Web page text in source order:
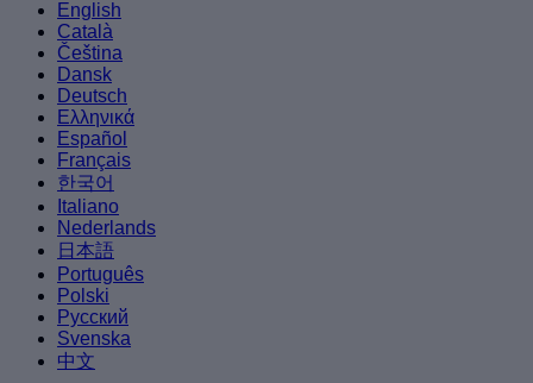
English
Català
Čeština
Dansk
Deutsch
Ελληνικά
Español
Français
한국어
Italiano
Nederlands
日本語
Português
Polski
Русский
Svenska
中文